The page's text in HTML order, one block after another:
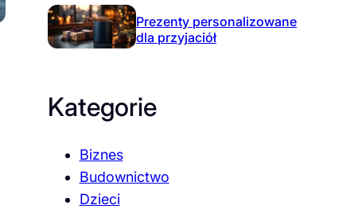
Prezenty personalizowane
dla przyjaciół
Kategorie
Biznes
Budownictwo
Dzieci